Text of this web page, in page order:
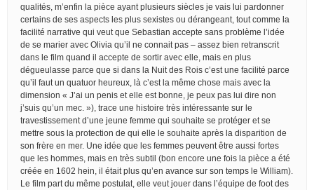
qualités, m’enfin la pièce ayant plusieurs siècles je vais lui pardonner
certains de ses aspects les plus sexistes ou dérangeant, tout comme la
facilité narrative qui veut que Sebastian accepte sans problème l’idée
de se marier avec Olivia qu’il ne connait pas – assez bien retranscrit
dans le film quand il accepte de sortir avec elle, mais en plus
dégueulasse parce que si dans la Nuit des Rois c’est une facilité parce
qu’il faut un quatuor heureux, là c’est la même chose mais avec la
dimension « J’ai un penis et elle est bonne, je peux pas lui dire non
j’suis qu’un mec. »), trace une histoire très intéressante sur le
travestissement d’une jeune femme qui souhaite se protéger et se
mettre sous la protection de qui elle le souhaite après la disparition de
son frère en mer. Une idée que les femmes peuvent être aussi fortes
que les hommes, mais en très subtil (bon encore une fois la pièce a été
créée en 1602 hein, il était plus qu’en avance sur son temps le William).
Le film part du même postulat, elle veut jouer dans l’équipe de foot des